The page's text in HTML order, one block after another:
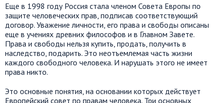
Еще в 1998 году Россия стала членом Совета Европы по
защите человеческих прав, подписав соответствующий
договор. Уважение личности, его права и свободы описаны
еще в учениях древних философов и в Главном Завете.
Права и свободы нельзя купить, продать, получить в
наследство, подарить. Это неотъемлемая часть жизни
каждого свободного человека. И нарушать этого не имеет
права никто.
Это основные понятия, на основании которых действует
Европейский совет по правам человека. Три основных